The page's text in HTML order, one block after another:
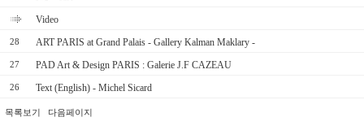
Video
28 ART PARIS at Grand Palais - Gallery Kalman Maklary -
27 PAD Art & Design PARIS : Galerie J.F CAZEAU
26 Text (English) - Michel Sicard
목록보기 다음페이지